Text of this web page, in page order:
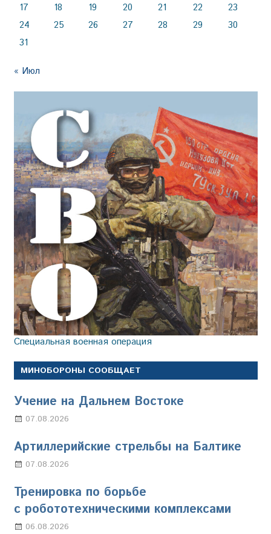
17
18 19 20 21 22
23
24
25 26 27 28 29
30
31
« Июл
Специальная военная операция
МИНОБОРОНЫ СООБЩАЕТ
Учение на Дальнем Востоке
07.08.2026
Артиллерийские стрельбы на Балтике
07.08.2026
Тренировка по борьбе
с робототехническими комплексами
06.08.2026